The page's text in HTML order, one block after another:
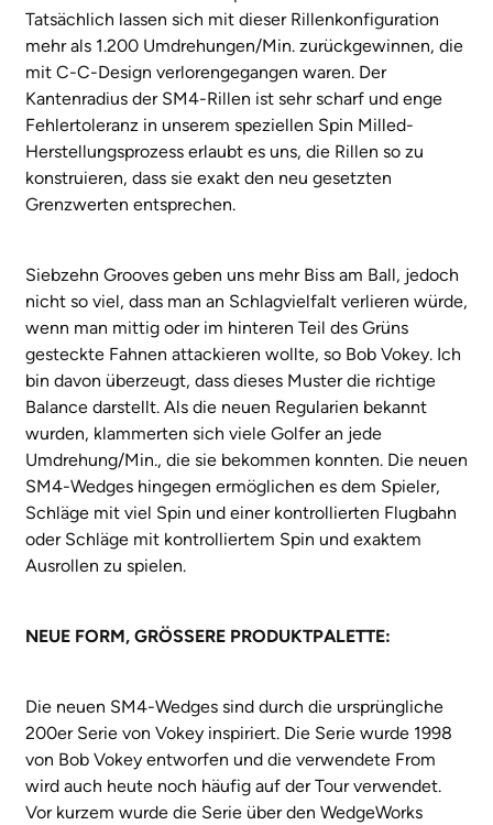
Tatsächlich lassen sich mit dieser Rillenkonfiguration
mehr als 1.200 Umdrehungen/Min. zurückgewinnen, die
mit C-C-Design verlorengegangen waren. Der
Kantenradius der SM4-Rillen ist sehr scharf und enge
Fehlertoleranz in unserem speziellen Spin Milled-
Herstellungsprozess erlaubt es uns, die Rillen so zu
konstruieren, dass sie exakt den neu gesetzten
Grenzwerten entsprechen.
Siebzehn Grooves geben uns mehr Biss am Ball, jedoch
nicht so viel, dass man an Schlagvielfalt verlieren würde,
wenn man mittig oder im hinteren Teil des Grüns
gesteckte Fahnen attackieren wollte, so Bob Vokey. Ich
bin davon überzeugt, dass dieses Muster die richtige
Balance darstellt. Als die neuen Regularien bekannt
wurden, klammerten sich viele Golfer an jede
Umdrehung/Min., die sie bekommen konnten. Die neuen
SM4-Wedges hingegen ermöglichen es dem Spieler,
Schläge mit viel Spin und einer kontrollierten Flugbahn
oder Schläge mit kontrolliertem Spin und exaktem
Ausrollen zu spielen.
NEUE FORM, GRÖSSERE PRODUKTPALETTE:
Die neuen SM4-Wedges sind durch die ursprüngliche
200er Serie von Vokey inspiriert. Die Serie wurde 1998
von Bob Vokey entworfen und die verwendete From
wird auch heute noch häufig auf der Tour verwendet.
Vor kurzem wurde die Serie über den WedgeWorks